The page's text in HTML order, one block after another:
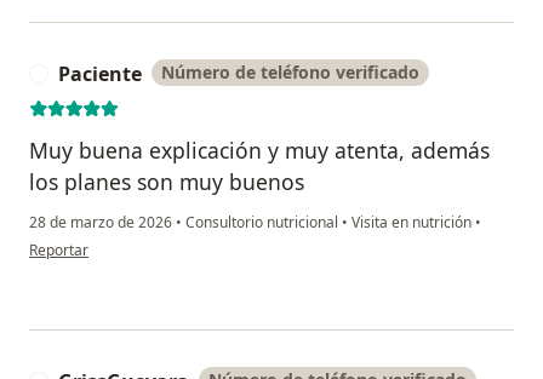
Paciente Número de teléfono verificado
Muy buena explicación y muy atenta, además
los planes son muy buenos
28 de marzo de 2026 • Consultorio nutricional • Visita en nutrición •
en opinión del usuario Paciente
Reportar